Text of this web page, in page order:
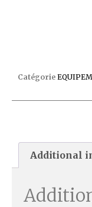
Catégorie
Additional